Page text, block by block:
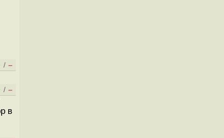
/ –
/ –
в